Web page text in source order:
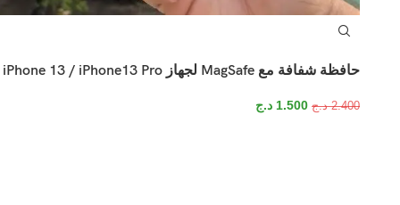
حافظة شفافة مع MagSafe لجهاز iPhone 13 / iPhone13 Pro
2.400 د.ج 1.500 د.ج